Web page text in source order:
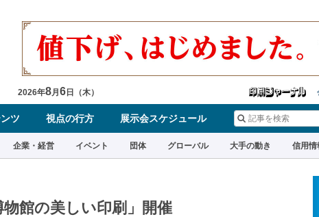
2026年8月 6 日（木）
ツ 視点の行方 展示会スケジュール
企業・経営 イベント 団体 グローバル 大手の動き 信用情
館の美しい印刷」開催